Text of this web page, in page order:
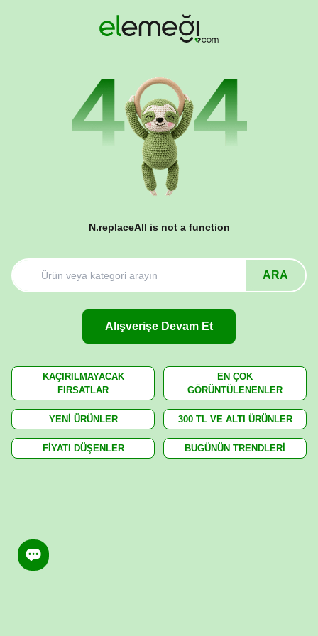
N.replaceAll is not a function
ARA
Alışverişe Devam Et
KAÇIRILMAYACAK
FIRSATLAR
EN ÇOK
GÖRÜNTÜLENENLER
YENİ ÜRÜNLER 300 TL VE ALTI ÜRÜNLER
FİYATI DÜŞENLER BUGÜNÜN TRENDLERİ